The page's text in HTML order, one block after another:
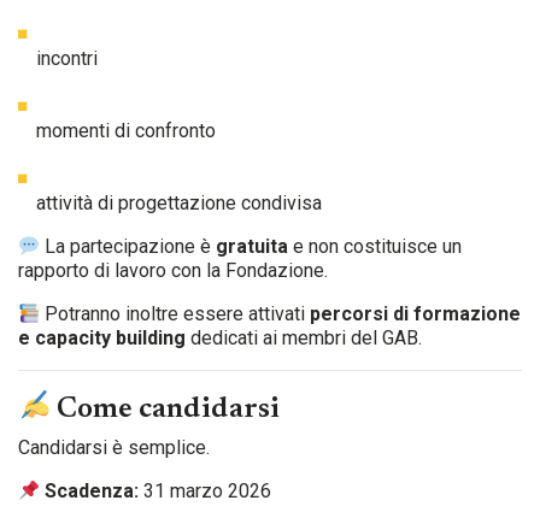
incontri
momenti di confronto
attività di progettazione condivisa
La partecipazione è gratuita e non costituisce un
rapporto di lavoro con la Fondazione.
Potranno inoltre essere attivati percorsi di formazione
e capacity building dedicati ai membri del GAB.
Come candidarsi
Candidarsi è semplice.
Scadenza: 31 marzo 2026